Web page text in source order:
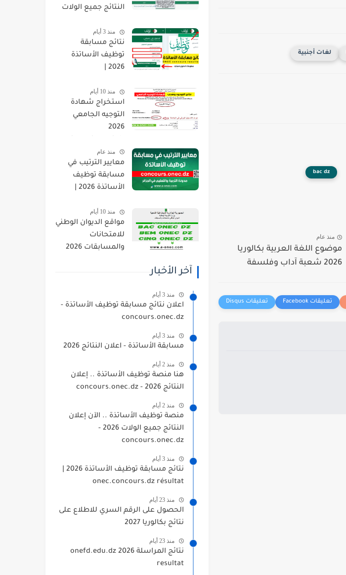
لغات أجنبية
bac dz
منذ عام
موضوع اللغة العربية بكالوريا
2026 شعبة آداب وفلسفة
النتائج جميع الولات
concours.onec.dz
منذ 3 أيام
نتائج مسابقة
توظيف الأساتذة
résultat
منذ 10 أيام
استخراج شهادة
التوجيه الجامعي
2026
منذ عام
معايير الترتيب في
مسابقة توظيف
منذ 10 أيام
مواقع الديوان الوطني
للامتحانات
والمسابقات 2026
آخر الأخبار
منذ 3 أيام
اعلان نتائج مسابقة توظيف الأساتذة -
concours.onec.dz
منذ 3 أيام
مسابقة الأساتذة - اعلان النتائج 2026
منذ 2 أيام
هنا منصة توظيف الأساتذة .. إعلان
النتائج 2026 - concours.onec.dz
منذ 2 أيام
منصة توظيف الأساتذة .. الآن إعلان
النتائج جميع الولات 2026 -
concours.onec.dz
منذ 3 أيام
onec.concours.dz résultat
منذ 23 أيام
الحصول على الرقم السري للاطلاع على
نتائج بكالوريا 2027
منذ 23 أيام
نتائج المراسلة 2026 onefd.edu.dz
resultat